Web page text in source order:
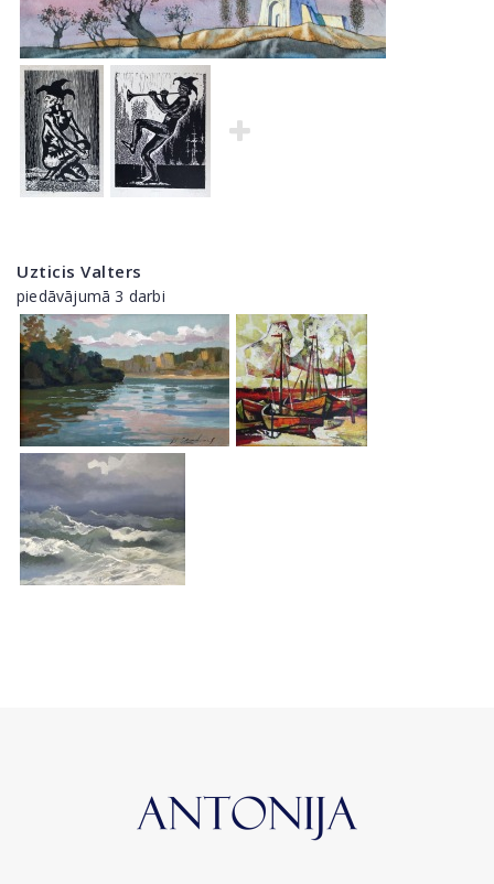
Uzticis Valters
piedāvājumā 3 darbi